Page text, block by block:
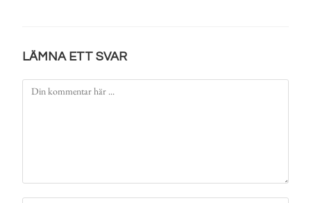
LÄMNA ETT SVAR